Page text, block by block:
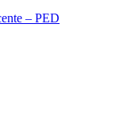
– PED